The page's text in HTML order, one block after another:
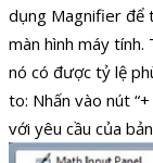
dụng Magnifier để
màn hình máy tính.
nó có được tỷ lệ
to: Nhấn vào nút
với yêu cầu của